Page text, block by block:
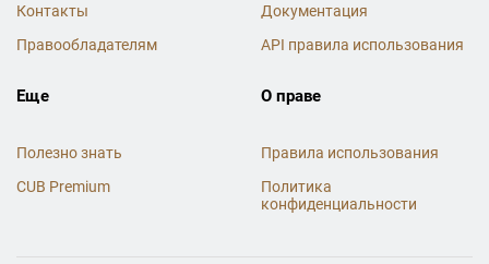
Контакты
Правообладателям
Документация
API правила использования
Еще
Полезно знать
CUB Premium
О праве
Правила использования
Политика
конфиденциальности